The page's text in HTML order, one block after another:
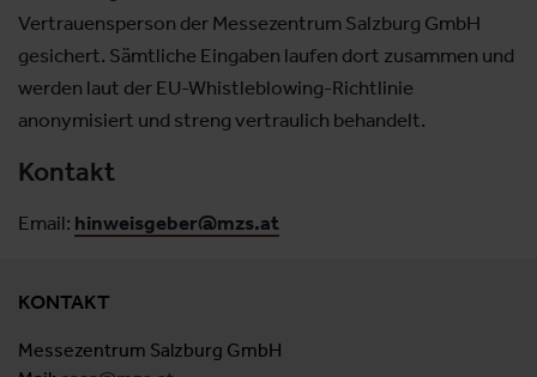
Vertrauensperson der Messezentrum Salzburg GmbH
gesichert. Sämtliche Eingaben laufen dort zusammen und
werden laut der EU-Whistleblowing-Richtlinie
anonymisiert und streng vertraulich behandelt.
Kontakt
Email: hinweisgeber@mzs.at
KONTAKT
Messezentrum Salzburg GmbH